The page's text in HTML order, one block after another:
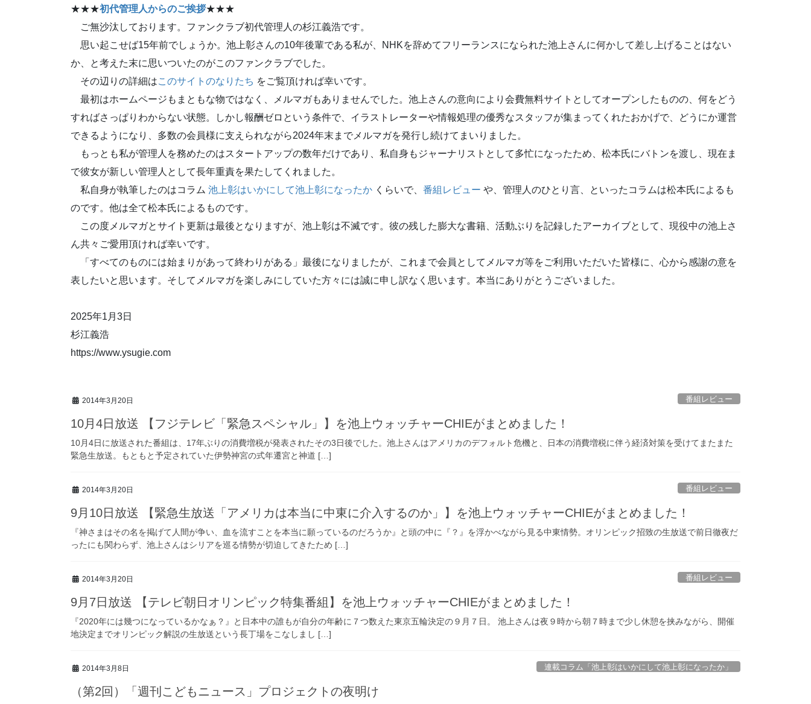
★★★初代管理人からのご挨拶★★★
ご無沙汰しております。ファンクラブ初代管理人の杉江義浩です。
思い起こせば15年前でしょうか。池上彰さんの10年後輩である私が、NHKを辞めてフリーランスになられた池上さんに何かして差し上げることはない
か、と考えた末に思いついたのがこのファンクラブでした。
その辺りの詳細はこのサイトのなりたち をご覧頂ければ幸いです。
最初はホームページもまともな物ではなく、メルマガもありませんでした。池上さんの意向により会費無料サイトとしてオープンしたものの、何をどう
すればさっぱりわからない状態。しかし報酬ゼロという条件で、イラストレーターや情報処理の優秀なスタッフが集まってくれたおかげで、どうにか運営
できるようになり、多数の会員様に支えられながら2024年末までメルマガを発行し続けてまいりました。
もっとも私が管理人を務めたのはスタートアップの数年だけであり、私自身もジャーナリストとして多忙になったため、松本氏にバトンを渡し、現在ま
で彼女が新しい管理人として長年重責を果たしてくれました。
私自身が執筆したのはコラム 池上彰はいかにして池上彰になったか くらいで、 番組レビュー や、管理人のひとり言、といったコラムは松本氏によるも
のです。他は全て松本氏によるものです。
この度メルマガとサイト更新は最後となりますが、池上彰は不滅です。彼の残した膨大な書籍、活動ぶりを記録したアーカイブとして、現役中の池上さ
ん共々ご愛用頂ければ幸いです。
「すべてのものには始まりがあって終わりがある」最後になりましたが、これまで会員としてメルマガ等をご利用いただいた皆様に、心から感謝の意を
表したいと思います。そしてメルマガを楽しみにしていた方々には誠に申し訳なく思います。本当にありがとうございました。
2025年1月3日
杉江義浩
https://www.ysugie.com
2014年3月20日 番組レビュー
10月4日放送 【フジテレビ「緊急スペシャル」】を池上ウォッチャーCHIEがまとめました！
10月4日に放送された番組は、17年ぶりの消費増税が発表されたその3日後でした。池上さんはアメリカのデフォルト危機と、日本の消費増税に伴う経済対策を受けてまたまた
緊急生放送。もともと予定されていた伊勢神宮の式年遷宮と神道 […]
2014年3月20日 番組レビュー
9月10日放送 【緊急生放送「アメリカは本当に中東に介入するのか」】を池上ウォッチャーCHIEがまとめました！
『神さまはその名を掲げて人間が争い、血を流すことを本当に願っているのだろうか』と頭の中に『？』を浮かべながら見る中東情勢。オリンピック招致の生放送で前日徹夜だ
ったにも関わらず、池上さんはシリアを巡る情勢が切迫してきたため […]
2014年3月20日 番組レビュー
9月7日放送 【テレビ朝日オリンピック特集番組】を池上ウォッチャーCHIEがまとめました！
『2020年には幾つになっているかなぁ？』と日本中の誰もが自分の年齢に７つ数えた東京五輪決定の９月７日。 池上さんは夜９時から朝７時まで少し休憩を挟みながら、開催
地決定までオリンピック解説の生放送という長丁場をこなしまし […]
2014年3月8日 連載コラム「池上彰はいかにして池上彰になったか」
（第2回）「週刊こどもニュース」プロジェクトの夜明け